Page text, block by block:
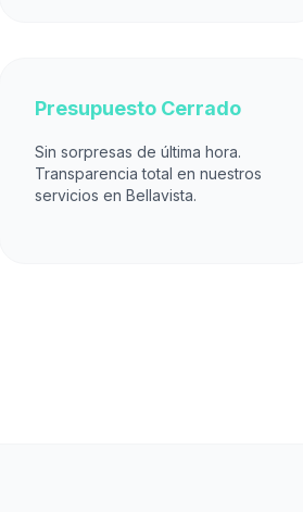
Presupuesto Cerrado
Sin sorpresas de última hora.
Transparencia total en nuestros
servicios en Bellavista.